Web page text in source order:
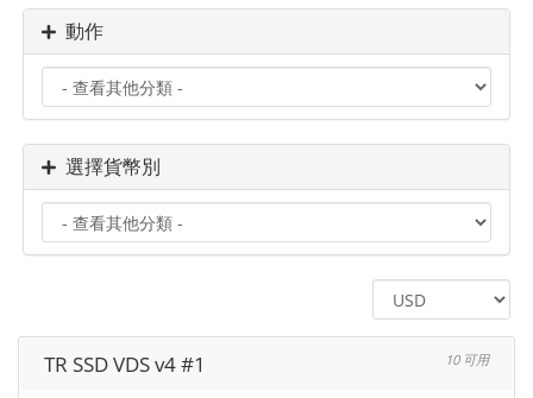
動作
選擇貨幣別
TR SSD VDS v4 #1 10 可用